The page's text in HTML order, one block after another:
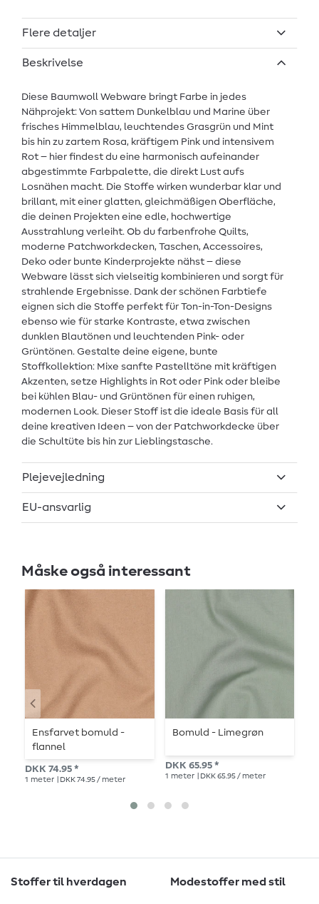
Flere detaljer
Beskrivelse
Diese Baumwoll Webware bringt Farbe in jedes
Nähprojekt: Von sattem Dunkelblau und Marine über
frisches Himmelblau, leuchtendes Grasgrün und Mint
bis hin zu zartem Rosa, kräftigem Pink und intensivem
Rot – hier findest du eine harmonisch aufeinander
abgestimmte Farbpalette, die direkt Lust aufs
Losnähen macht. Die Stoffe wirken wunderbar klar und
brillant, mit einer glatten, gleichmäßigen Oberfläche,
die deinen Projekten eine edle, hochwertige
Ausstrahlung verleiht. Ob du farbenfrohe Quilts,
moderne Patchworkdecken, Taschen, Accessoires,
Deko oder bunte Kinderprojekte nähst – diese
Webware lässt sich vielseitig kombinieren und sorgt für
strahlende Ergebnisse. Dank der schönen Farbtiefe
eignen sich die Stoffe perfekt für Ton-in-Ton-Designs
ebenso wie für starke Kontraste, etwa zwischen
dunklen Blautönen und leuchtenden Pink- oder
Grüntönen. Gestalte deine eigene, bunte
Stoffkollektion: Mixe sanfte Pastelltöne mit kräftigen
Akzenten, setze Highlights in Rot oder Pink oder bleibe
bei kühlen Blau- und Grüntönen für einen ruhigen,
modernen Look. Dieser Stoff ist die ideale Basis für all
deine kreativen Ideen – von der Patchworkdecke über
die Schultüte bis hin zur Lieblingstasche.
Plejevejledning
EU-ansvarlig
Måske også interessant
Ensfarvet bomuld -
flannel
DKK 74.95 *
1 meter | DKK 74.95 / meter
Bomuld - Limegrøn
DKK 65.95 *
1 meter | DKK 65.95 / meter
Stoffer til hverdagen Modestoffer med stil